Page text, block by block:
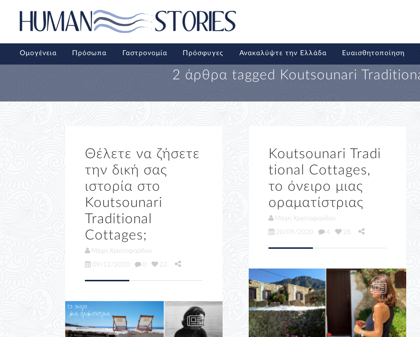
Ομογένεια Πρόσωπα Γαστρονομία Πρόσφυγες Ανακαλύψτε την Ελλάδα Ευαισθητοποίηση
2 άρθρα tagged Koutsounari
Θέλετε να ζήσετε
την δική σας
ιστορία στο
Koutsounari
Traditional
Cottages;
Μάχη Χριστοφορίδου
09/12/2020
0 22
Koutsounari Tradi
tional Cottages,
το όνειρο μιας
οραματίστριας
Μάχη Χριστοφορίδου
20/09/2020
4 28